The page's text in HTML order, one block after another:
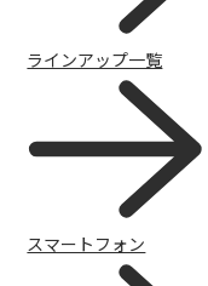
ラインアップ一覧
スマートフォン